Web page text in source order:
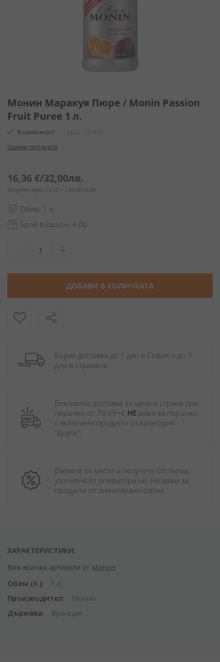
към
началото
на
галерия
снимки
Монин Маракуя Пюре / Monin Passion
Fruit Puree 1 л.
В наличност SKU
15-673
Оцени продукта
16,36 €/32,00лв.
Валутен курс: 1 EUR = 1.95583 BGN
Обем: 1 л.
Брой в кашон: 4 бр.
ДОБАВИ В КОЛИЧКАТА
Бърза доставка до 1 ден в София и до 3
дни в страната.
Безплатна доставка за цялата страна при
поръчки от 79.99+€ НЕ важи за поръчки
с включени продукти от категория
"Други".
Вземете от място и получете отстъпка,
уточнена от оператора ни. Не важи за
продукти от лимитирани серии.
ХАРАКТЕРИСТИКИ:
Виж всички артикули от Монин
Обем (л.)
1 л.
Производител
Монин
Държава
Франция